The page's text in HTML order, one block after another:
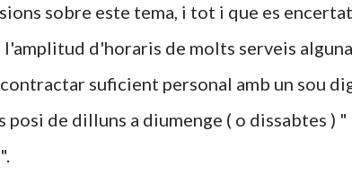
sobre este tema, i tot i que es
l'amplitud d'horaris de molts serveis
suficient personal amb un sou
posi de dilluns a diumenge ( o dissabtes ) "